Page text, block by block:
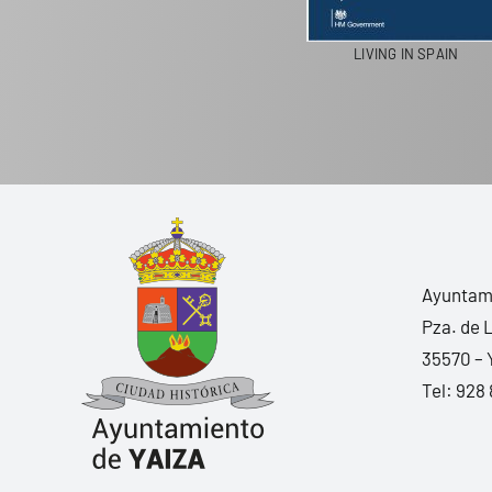
LIVING IN SPAIN
Pza. de
35570 –
Tel: 928